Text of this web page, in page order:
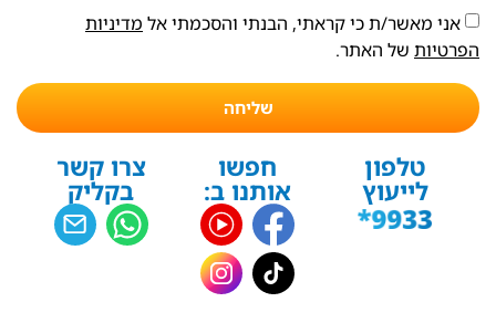
אני מאשר/ת כי קראתי, הבנתי והסכמתי אל מדיניות
הפרטיות של האתר.
שליחה
טלפון
לייעוץ
חפשו
אותנו ב:
צרו קשר
בקליק